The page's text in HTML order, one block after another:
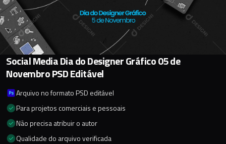
Social Media Dia do Designer Gráfico 05 de
Novembro PSD Editável
Arquivo no formato PSD editável
Para projetos comerciais e pessoais
Não precisa atribuir o autor
Qualidade do arquivo verificada